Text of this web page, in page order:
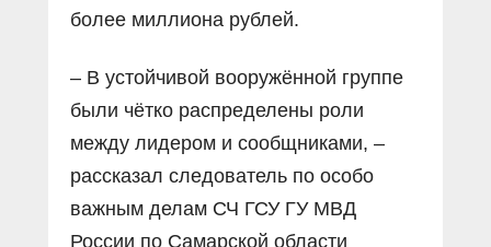
более миллиона рублей.
– В устойчивой вооружённой группе
были чётко распределены роли
между лидером и сообщниками, –
рассказал следователь по особо
важным делам СЧ ГСУ ГУ МВД
России по Самарской области